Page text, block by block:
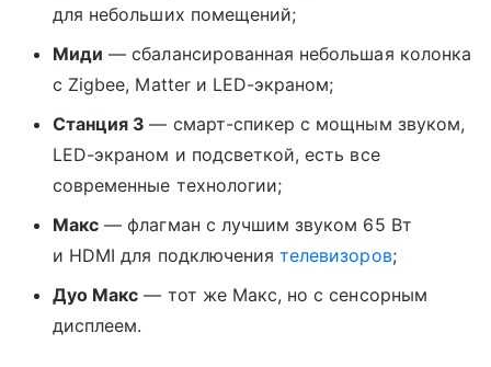
для небольших помещений;
Миди — сбалансированная небольшая колонка
с Zigbee, Matter и LED-экраном;
Станция 3— смарт-спикер с мощным звуком,
LED-экраном и подсветкой, есть все
современные технологии;
Макс — флагман с лучшим звуком 65 Вт
и HDMI для подключениятелевизоров;
Дуо Макс — тот же Макс, но с сенсорным
дисплеем.